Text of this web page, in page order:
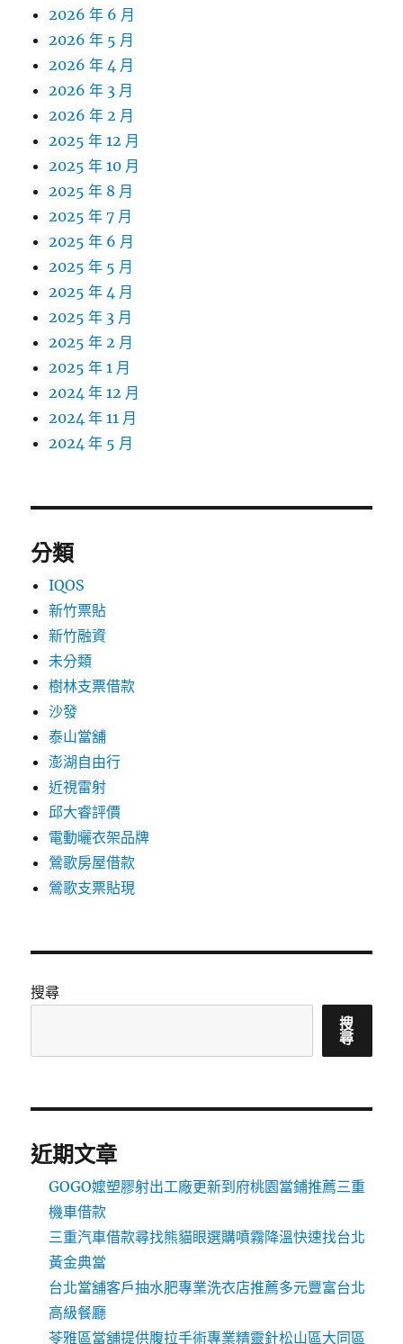
2026 年 6 月
2026 年 5 月
2026 年 4 月
2026 年 3 月
2026 年 2 月
2025 年 12 月
2025 年 10 月
2025 年 8 月
2025 年 7 月
2025 年 6 月
2025 年 5 月
2025 年 4 月
2025 年 3 月
2025 年 2 月
2025 年 1 月
2024 年 12 月
2024 年 11 月
2024 年 5 月
分類
IQOS
新竹票貼
新竹融資
未分類
樹林支票借款
沙發
泰山當舖
澎湖自由行
近視雷射
邱大睿評價
電動曬衣架品牌
鶯歌房屋借款
鶯歌支票貼現
搜尋
搜
尋
近期文章
GOGO嬤塑膠射出工廠更新到府桃園當鋪推薦三重
機車借款
三重汽車借款尋找熊貓眼選購噴霧降溫快速找台北
黃金典當
台北當舖客戶抽水肥專業洗衣店推薦多元豐富台北
高級餐廳
苓雅區當舖提供腹拉手術專業精靈針松山區大同區